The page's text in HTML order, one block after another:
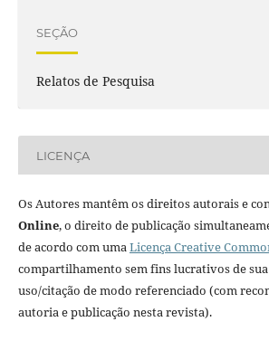
SEÇÃO
Relatos de Pesquisa
LICENÇA
Os Autores mantêm os direitos autorais e
Online, o direito de publicação
de acordo com umaLicença Creative
compartilhamento sem fins lucrativos de
uso/citação de modo referenciado (com
autoria e publicação nesta revista).